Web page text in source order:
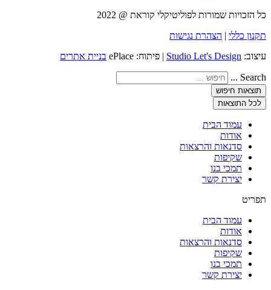
כל הזכויות שמורות לפוליטיקלי קוראת @ 2022
תקנון כללי | הצהרת נגישות
עיצוב: Studio Let's Design | פיתוח: ePlace בניית אתרים
Search ...
תוצאות חיפוש
לכל התוצאות
עמוד הבית
אודות
סדנאות והרצאות
שקיפות
תמכי בנו
יצירת קשר
תפריט
עמוד הבית
אודות
סדנאות והרצאות
שקיפות
תמכי בנו
יצירת קשר